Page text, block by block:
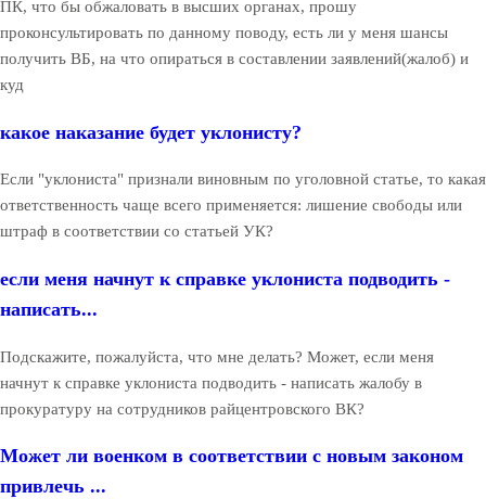
ПК, что бы обжаловать в высших органах, прошу
проконсультировать по данному поводу, есть ли у меня шансы
получить ВБ, на что опираться в составлении заявлений(жалоб) и
куд
какое наказание будет уклонисту?
Если "уклониста" признали виновным по уголовной статье, то какая
ответственность чаще всего применяется: лишение свободы или
штраф в соответствии со статьей УК?
если меня начнут к справке уклониста подводить -
написать...
Подскажите, пожалуйста, что мне делать? Может, если меня
начнут к справке уклониста подводить - написать жалобу в
прокуратуру на сотрудников райцентровского ВК?
Может ли военком в соответствии с новым законом
привлечь ...